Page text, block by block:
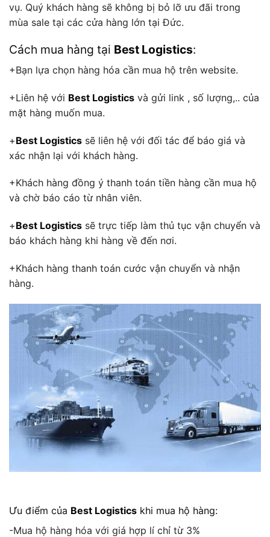
vụ. Quý khách hàng sẽ không bị bỏ lỡ ưu đãi trong
mùa sale tại các cửa hàng lớn tại Đức.
Cách mua hàng tại Best Logistics:
+Bạn lựa chọn hàng hóa cần mua hộ trên website.
+Liên hệ với Best Logistics và gửi link , số lượng,.. của
mặt hàng muốn mua.
+Best Logistics sẽ liên hệ với đối tác để báo giá và
xác nhận lại với khách hàng.
+Khách hàng đồng ý thanh toán tiền hàng cần mua hộ
và chờ báo cáo từ nhân viên.
+Best Logistics sẽ trực tiếp làm thủ tục vận chuyển và
báo khách hàng khi hàng về đến nơi.
+Khách hàng thanh toán cước vận chuyển và nhận
hàng.
Ưu điểm của Best Logistics khi mua hộ hàng:
-Mua hộ hàng hóa với giá hợp lí chỉ từ 3%